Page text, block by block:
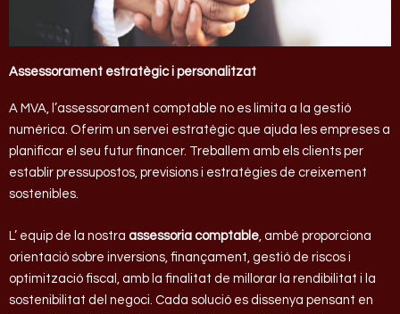
Assessorament estratègic i personalitzat
A MVA, l’assessorament comptable no es limita a la gestió
numèrica. Oferim un servei estratègic que ajuda les empreses a
planificar el seu futur financer. Treballem amb els clients per
establir pressupostos, previsions i estratègies de creixement
sostenibles.
L’ equip de la nostra assessoria comptable, ambé proporciona
orientació sobre inversions, finançament, gestió de riscos i
optimització fiscal, amb la finalitat de millorar la rendibilitat i la
sostenibilitat del negoci. Cada solució es dissenya pensant en